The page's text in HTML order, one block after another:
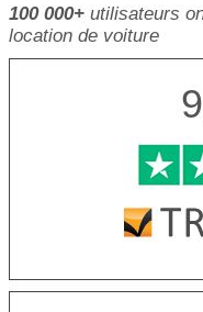
100 000+ utilisateurs
location de voiture